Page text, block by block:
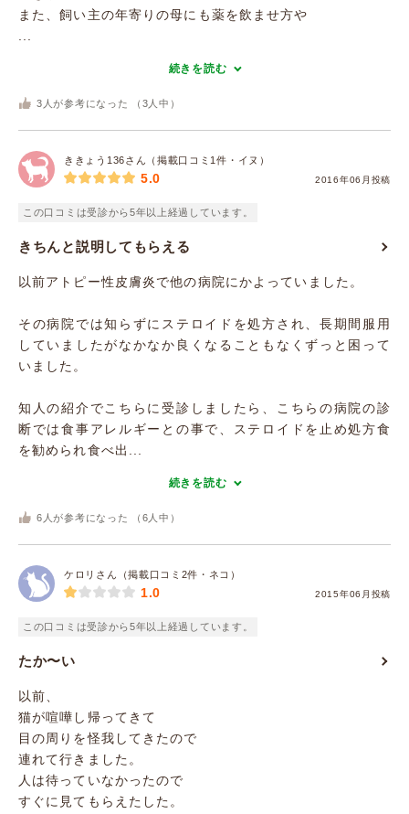
また、飼い主の年寄りの母にも薬を飲ませ方や
続きを読む
3 人が参考になった （ 3 人中）
ききょう136さん（掲載口コミ1件・イヌ）
2016年06月投稿
5.0
この口コミは受診から5年以上経過しています。
きちんと説明してもらえる
以前アトピー性皮膚炎で他の病院にかよっていました。
その病院では知らずにステロイドを処方され、長期間服用
していましたがなかなか良くなることもなくずっと困って
いました。
知人の紹介でこちらに受診しましたら、こちらの病院の診
断では食事アレルギーとの事で、ステロイドを止め処方食
を勧められ食べ出...
続きを読む
6 人が参考になった （ 6 人中）
ケロリさん（掲載口コミ2件・ネコ）
2015年06月投稿
1.0
この口コミは受診から5年以上経過しています。
たか〜い
以前、
猫が喧嘩し帰ってきて
目の周りを怪我してきたので
連れて行きました。
人は待っていなかったので
すぐに見てもらえたした。